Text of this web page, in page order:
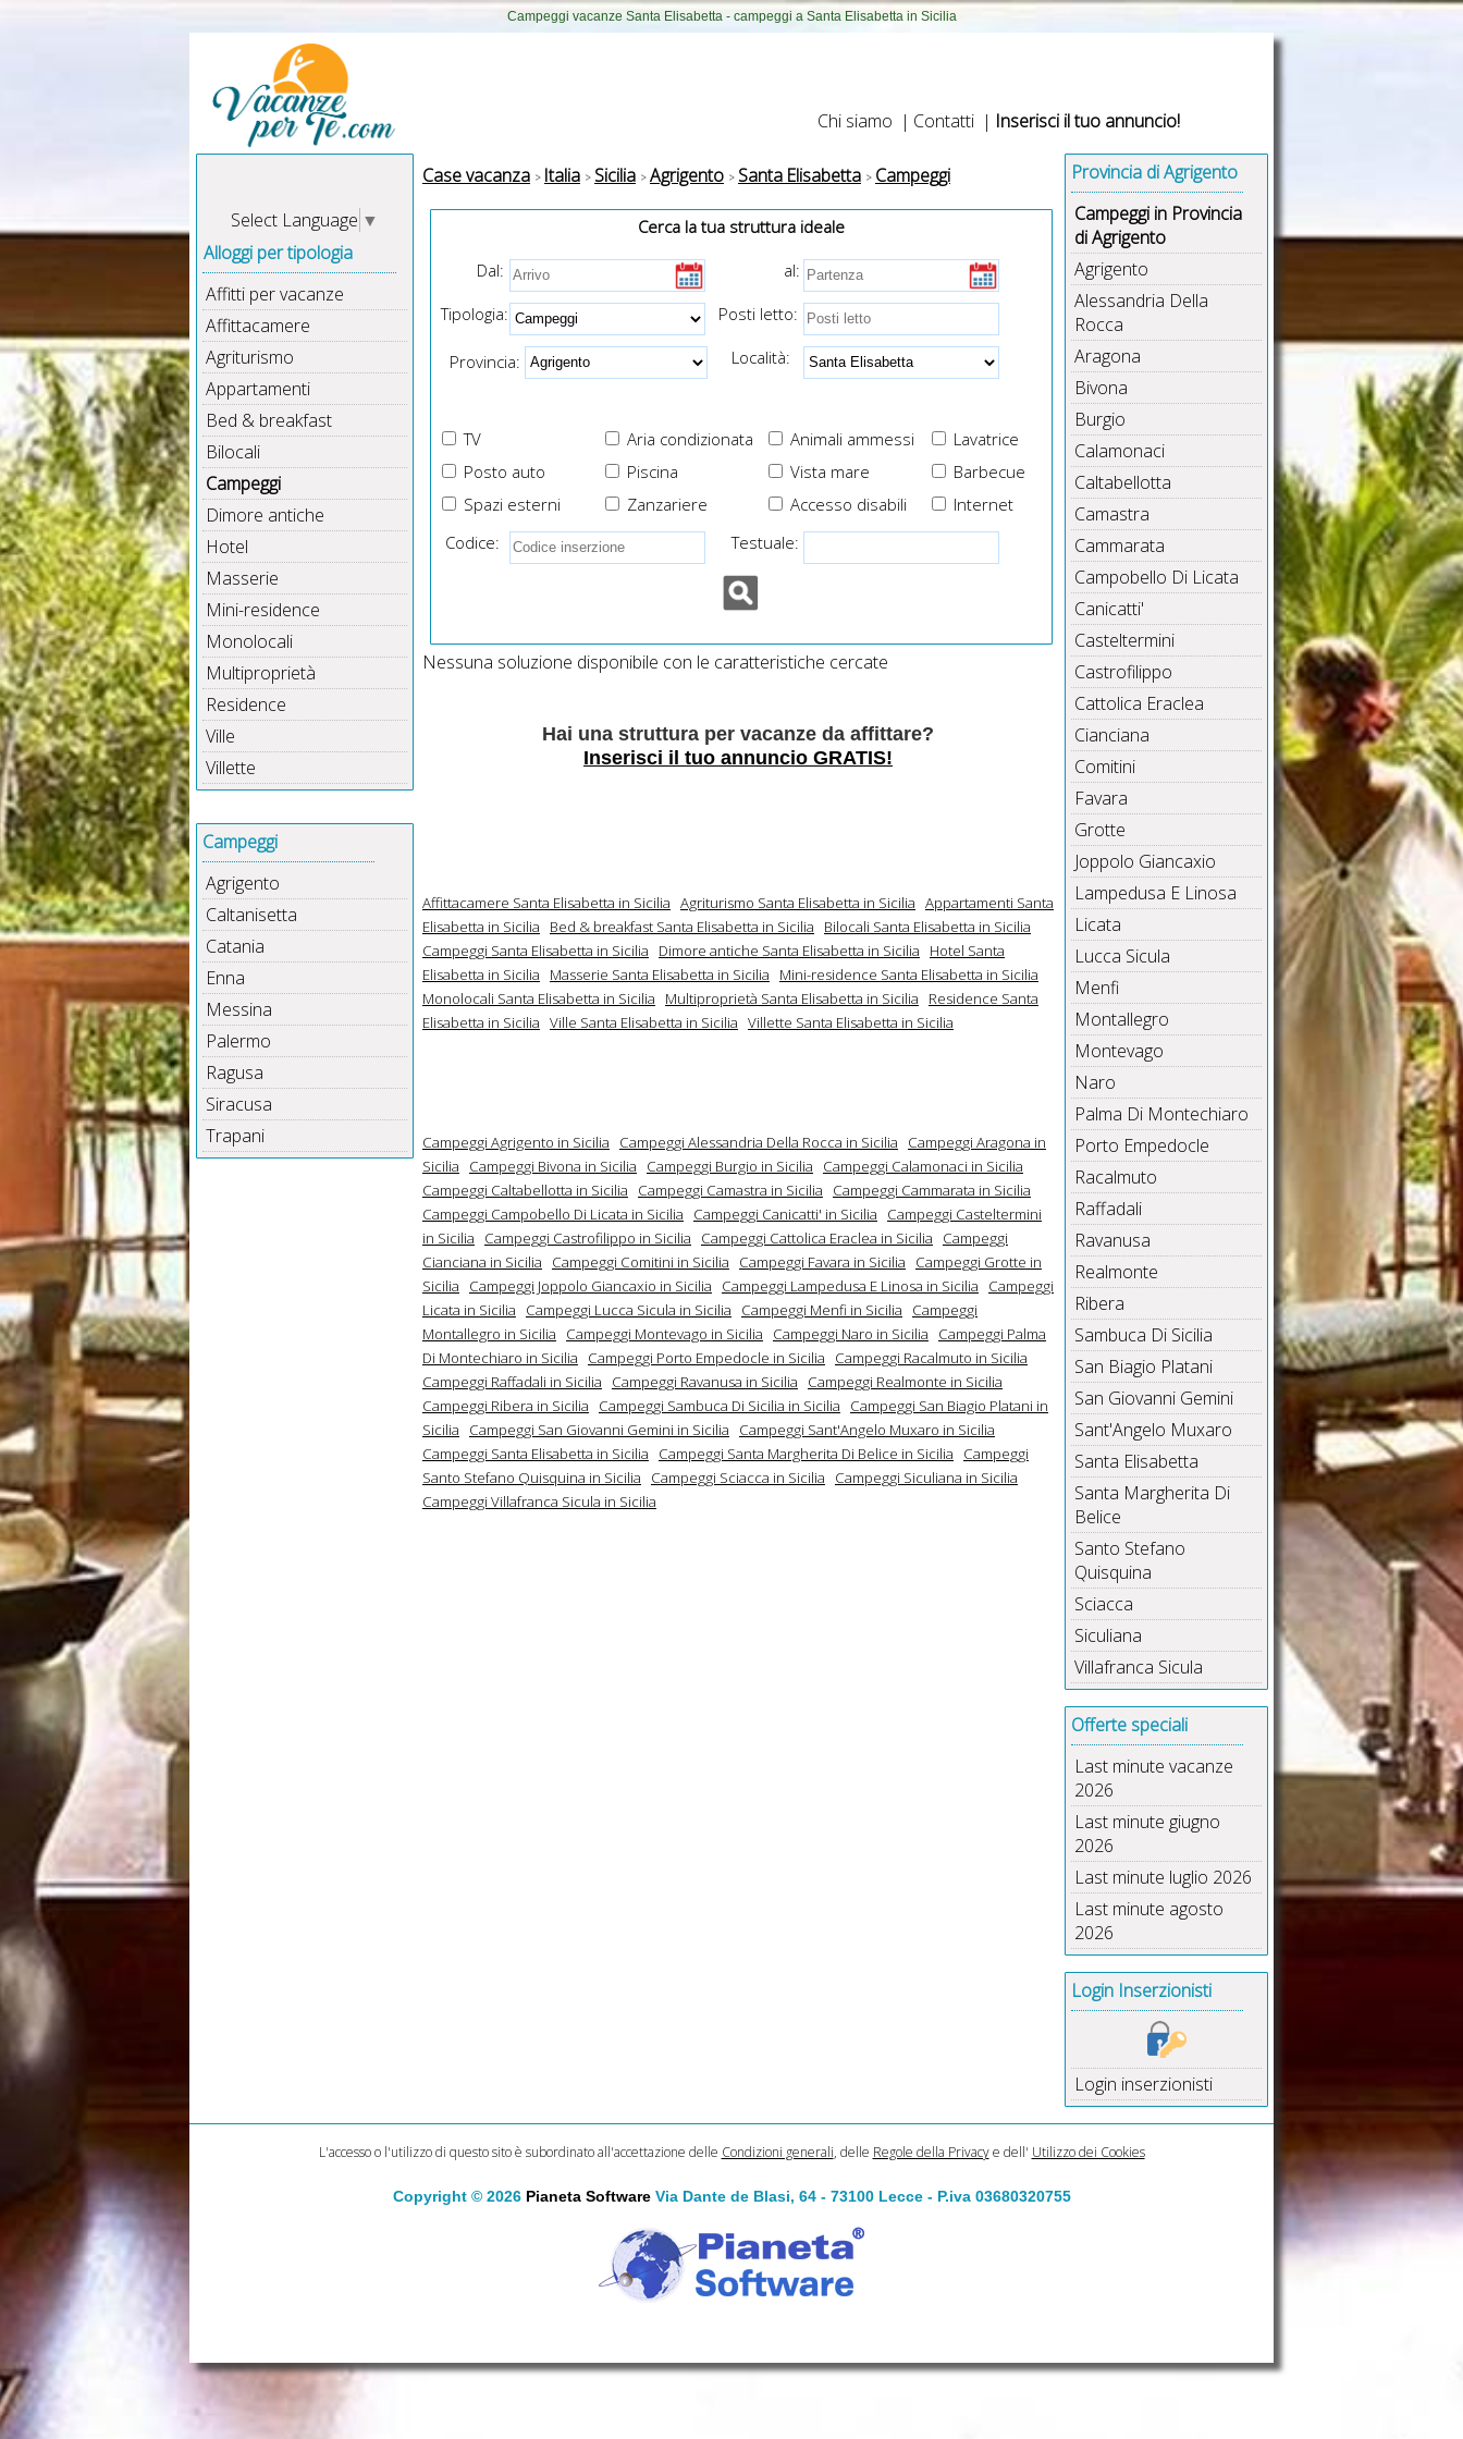
Campeggi vacanze Santa Elisabetta - campeggi a Santa Elisabetta in Sicilia
Chi siamo | Contatti | Inserisci il tuo annuncio!
Select Language ▼
Alloggi per tipologia
Affitti per vacanze
Affittacamere
Agriturismo
Appartamenti
Bed & breakfast
Bilocali
Campeggi
Dimore antiche
Hotel
Masserie
Mini-residence
Monolocali
Multiproprietà
Residence
Ville
Villette
Campeggi
Agrigento
Caltanisetta
Catania
Enna
Messina
Palermo
Ragusa
Siracusa
Trapani
Case vacanza Italia Sicilia Agrigento Santa Elisabetta Campeggi
Cerca la tua struttura ideale
Dal:
al:
Tipologia:
Posti letto:
Provincia: Località:
TV Aria condizionata Animali ammessi
Lavatrice
Posto auto
Piscina Vista mare
Barbecue
Spazi esterni
Zanzariere Internet
Accesso disabili
Codice:
Testuale:
Nessuna soluzione disponibile con le caratteristiche cercate
Hai una struttura per vacanze da affittare?
Inserisci il tuo annuncio GRATIS!
Affittacamere Santa Elisabetta in Sicilia Agriturismo Santa Elisabetta in Sicilia Appartamenti Santa
Elisabetta in Sicilia
Bed & breakfast Santa Elisabetta in Sicilia
Bilocali Santa Elisabetta in Sicilia
Campeggi Santa Elisabetta in Sicilia
Dimore antiche Santa Elisabetta in Sicilia
Hotel Santa
Elisabetta in Sicilia
Masserie Santa Elisabetta in Sicilia
Mini-residence Santa Elisabetta in Sicilia
Monolocali Santa Elisabetta in Sicilia
Multiproprietà Santa Elisabetta in Sicilia
Residence Santa
Elisabetta in Sicilia Ville Santa Elisabetta in Sicilia Villette Santa Elisabetta in Sicilia
Campeggi Agrigento in Sicilia Campeggi Alessandria Della Rocca in Sicilia
Campeggi Aragona in
Sicilia
Campeggi Bivona in Sicilia Campeggi Burgio in Sicilia
Campeggi Calamonaci in Sicilia
Campeggi Caltabellotta in Sicilia
Campeggi Camastra in Sicilia
Campeggi Cammarata in Sicilia
Campeggi Campobello Di Licata in Sicilia
Campeggi Canicatti' in Sicilia
Campeggi Casteltermini
in Sicilia
Campeggi Castrofilippo in Sicilia Campeggi Cattolica Eraclea in Sicilia
Campeggi
Cianciana in Sicilia
Campeggi Comitini in Sicilia Campeggi Favara in Sicilia
Campeggi Grotte in
Sicilia
Campeggi Joppolo Giancaxio in Sicilia Campeggi Lampedusa E Linosa in Sicilia
Campeggi
Licata in Sicilia
Campeggi Lucca Sicula in Sicilia Campeggi Menfi in Sicilia
Campeggi
Montallegro in Sicilia
Campeggi Montevago in Sicilia Campeggi Naro in Sicilia
Campeggi Palma
Di Montechiaro in Sicilia
Campeggi Porto Empedocle in Sicilia
Campeggi Racalmuto in Sicilia
Campeggi Raffadali in Sicilia
Campeggi Ravanusa in Sicilia
Campeggi Realmonte in Sicilia
Campeggi Ribera in Sicilia
Campeggi Sambuca Di Sicilia in Sicilia
Campeggi San Biagio Platani in
Sicilia
Campeggi San Giovanni Gemini in Sicilia
Campeggi Sant'Angelo Muxaro in Sicilia
Campeggi Santa Elisabetta in Sicilia
Campeggi Santa Margherita Di Belice in Sicilia
Campeggi
Santo Stefano Quisquina in Sicilia
Campeggi Sciacca in Sicilia
Campeggi Siculiana in Sicilia
Campeggi Villafranca Sicula in Sicilia
Provincia di Agrigento
Campeggi in Provincia
di Agrigento
Agrigento
Alessandria Della
Rocca
Aragona
Bivona
Burgio
Calamonaci
Caltabellotta
Camastra
Cammarata
Campobello Di Licata
Canicatti'
Casteltermini
Castrofilippo
Cattolica Eraclea
Cianciana
Comitini
Favara
Grotte
Joppolo Giancaxio
Lampedusa E Linosa
Licata
Lucca Sicula
Menfi
Montallegro
Montevago
Naro
Palma Di Montechiaro
Porto Empedocle
Racalmuto
Raffadali
Ravanusa
Realmonte
Ribera
Sambuca Di Sicilia
San Biagio Platani
San Giovanni Gemini
Sant'Angelo Muxaro
Santa Elisabetta
Santa Margherita Di
Belice
Santo Stefano
Quisquina
Sciacca
Siculiana
Villafranca Sicula
Offerte speciali
Last minute vacanze
2026
Last minute giugno
2026
Last minute luglio 2026
Last minute agosto
2026
Login Inserzionisti
Login inserzionisti
L'accesso o l'utilizzo di questo sito è subordinato all'accettazione delle Condizioni generali, delle Regole della Privacye dell' Utilizzo dei Cookies
Copyright © 2026 Pianeta SoftwareVia Dante de Blasi, 64 - 73100 Lecce - P.iva 03680320755